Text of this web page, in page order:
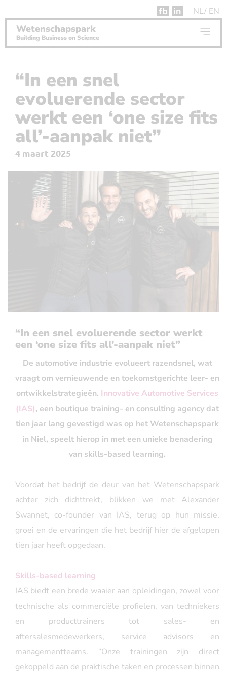
fb in NL EN
Wetenschapspark
Building Business on Science
“In een snel
evoluerende sector
werkt een ‘one size fits
all’-aanpak niet”
4 maart 2025
“In een snel evoluerende sector werkt
een ‘one size fits all’-aanpak niet”
De automotive industrie evolueert razendsnel, wat
vraagt om vernieuwende en toekomstgerichte leer- en
ontwikkelstrategieën. Innovative Automotive Services
(IAS), een boutique training- en consulting agency dat
tien jaar lang gevestigd was op het Wetenschapspark
in Niel, speelt hierop in met een unieke benadering
van skills-based learning.
Voordat het bedrijf de deur van het Wetenschapspark
achter zich dichttrekt, blikken we met Alexander
Swannet, co-founder van IAS, terug op hun missie,
groei en de ervaringen die het bedrijf hier de afgelopen
tien jaar heeft opgedaan.
Skills-based learning
IAS biedt een brede waaier aan opleidingen, zowel voor
technische als commerciële profielen, van techniekers
en producttrainers tot sales- en
aftersalesmedewerkers, service advisors en
managementteams. “Onze trainingen zijn direct
gekoppeld aan de praktische taken en processen binnen